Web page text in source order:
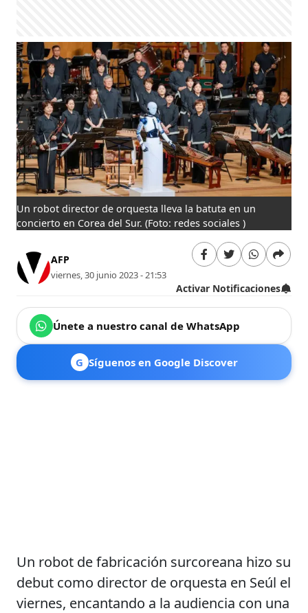
Un robot director de orquesta lleva la batuta en un
concierto en Corea del Sur. (Foto: redes sociales )
AFP
viernes, 30 junio 2023 - 21:53
Activar Notificaciones
Únete a nuestro canal de WhatsApp
G Síguenos en Google Discover
Un robot de fabricación surcoreana hizo su
debut como director de orquesta en Seúl el
viernes, encantando a la audiencia con una